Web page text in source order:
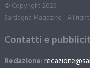
© Copyright 2026.
Sardegna Magazine - All
Contatti e
Redazione: